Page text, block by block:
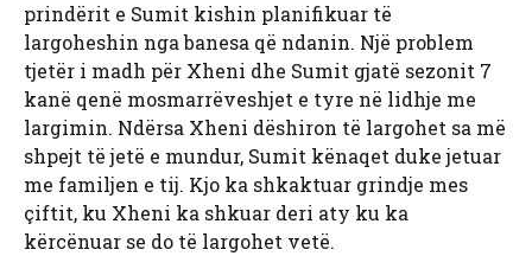
prindërit e Sumit kishin planifikuar të
largoheshin nga banesa që ndanin. Një problem
tjetër i madh për Xheni dhe Sumit gjatë sezonit 7
kanë qenë mosmarrëveshjet e tyre në lidhje me
largimin. Ndërsa Xheni dëshiron të largohet sa më
shpejt të jetë e mundur, Sumit kënaqet duke jetuar
me familjen e tij. Kjo ka shkaktuar grindje mes
çiftit, ku Xheni ka shkuar deri aty ku ka
kërcënuar se do të largohet vetë.